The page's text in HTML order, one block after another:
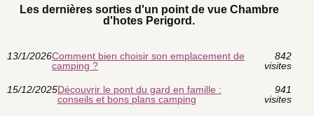
Les dernières sorties d'un point de vue Chambre
d'hotes Perigord.
13/1/2026Comment bien choisir son emplacement de
camping ?
842
visites
15/12/2025Découvrir le pont du gard en famille :
conseils et bons plans camping
941
visites